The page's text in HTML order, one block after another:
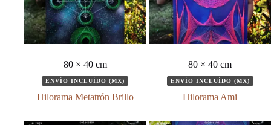
80 × 40 cm
ENVÍO INCLUÍDO (MX)
Hilorama Metatrón Brillo
80 × 40 cm
ENVÍO INCLUÍDO (MX)
Hilorama Ami